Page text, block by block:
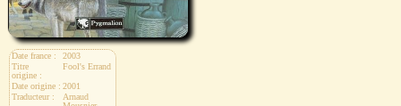
Date france :
2003
Titre
origine :
Fool's Errand
Date origine : 2001
Traducteur :
Arnaud